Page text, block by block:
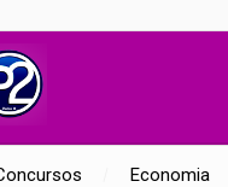
Economia